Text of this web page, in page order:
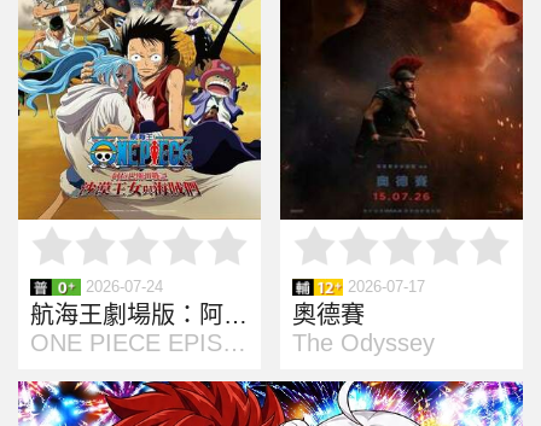
2026-07-24
航海王劇場版：阿拉巴斯坦戰記 ~ 沙漠王女與海賊們
ONE PIECE EPISODE OF ALABASTA
2026-07-17
奧德賽
The Odyssey